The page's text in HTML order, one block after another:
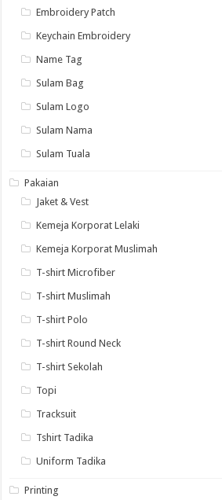
Embroidery Patch
Keychain Embroidery
Name Tag
Sulam Bag
Sulam Logo
Sulam Nama
Sulam Tuala
Pakaian
Jaket & Vest
Kemeja Korporat Lelaki
Kemeja Korporat Muslimah
T-shirt Microfiber
T-shirt Muslimah
T-shirt Polo
T-shirt Round Neck
T-shirt Sekolah
Topi
Tracksuit
Tshirt Tadika
Uniform Tadika
Printing